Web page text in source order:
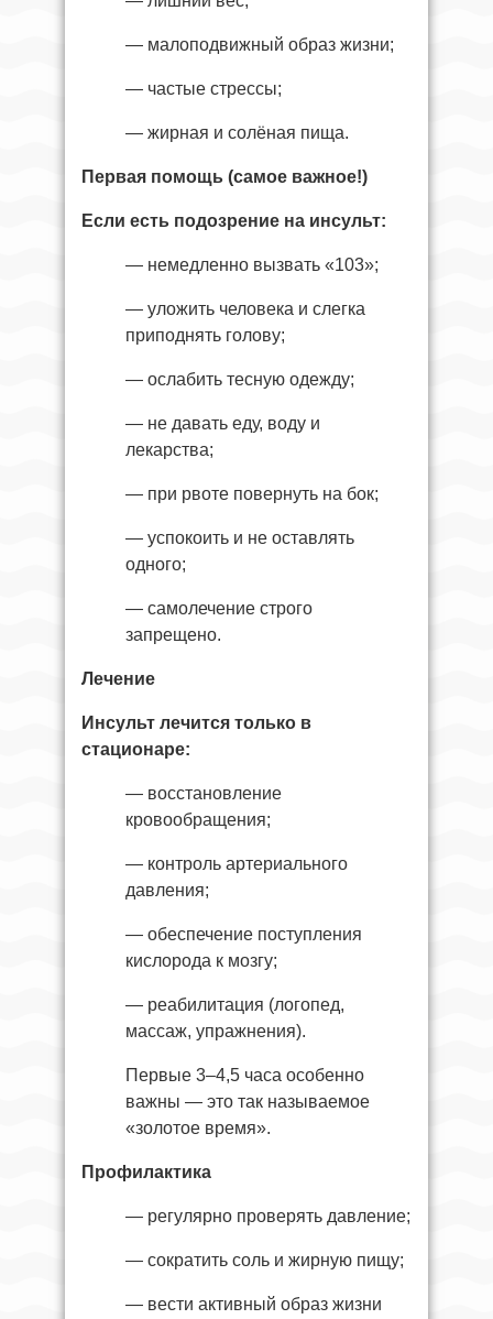
— малоподвижный образ жизни;
— частые стрессы;
— жирная и солёная пища.
Первая помощь (самое важное!)
Если есть подозрение на инсульт:
— немедленно вызвать «103»;
— уложить человека и слегка
приподнять голову;
— ослабить тесную одежду;
— не давать еду, воду и
лекарства;
— при рвоте повернуть на бок;
— успокоить и не оставлять
одного;
— самолечение строго
запрещено.
Лечение
Инсульт лечится только в
стационаре:
— восстановление
кровообращения;
— контроль артериального
давления;
— обеспечение поступления
кислорода к мозгу;
— реабилитация (логопед,
массаж, упражнения).
Первые 3–4,5 часа особенно
важны — это так называемое
«золотое время».
Профилактика
— регулярно проверять давление;
— сократить соль и жирную пищу;
— вести активный образ жизни